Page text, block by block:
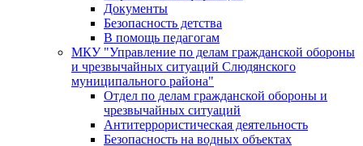
Документы
Безопасность детства
В помощь педагогам
МКУ "Управление по делам гражданской обороны
и чрезвычайных ситуаций Слюдянского
муниципального района"
Отдел по делам гражданской обороны и
чрезвычайных ситуаций
Антитеррористическая деятельность
Безопасность на водных объектах